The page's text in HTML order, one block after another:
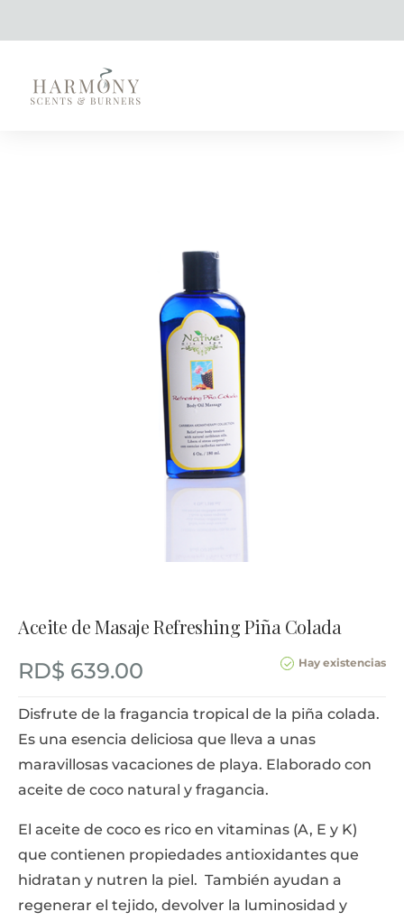
Aceite de Masaje Refreshing Piña Colada
Hay existencias
RD$ 639.00
Disfrute de la fragancia tropical de la piña colada.
Es una esencia deliciosa que lleva a unas
maravillosas vacaciones de playa. Elaborado con
aceite de coco natural y fragancia.
El aceite de coco es rico en vitaminas (A, E y K)
que contienen propiedades antioxidantes que
hidratan y nutren la piel. También ayudan a
regenerar el tejido, devolver la luminosidad y